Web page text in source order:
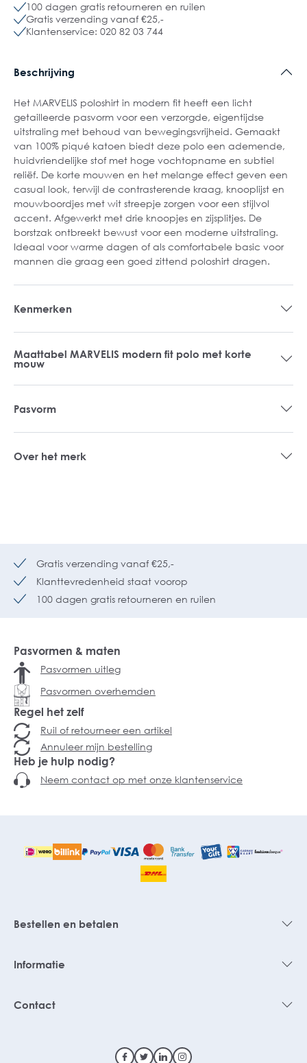
100 dagen gratis retourneren en ruilen
Gratis verzending vanaf €25,-
Klantenservice: 020 82 03 744
Beschrijving
Het MARVELIS poloshirt in modern fit heeft een licht
getailleerde pasvorm voor een verzorgde, eigentijdse
uitstraling met behoud van bewegingsvrijheid. Gemaakt
van 100% piqué katoen biedt deze polo een ademende,
huidvriendelijke stof met hoge vochtopname en subtiel
reliëf. De korte mouwen en het melange effect geven een
casual look, terwijl de contrasterende kraag, knooplijst en
mouwboordjes met wit streepje zorgen voor een stijlvol
accent. Afgewerkt met drie knoopjes en zijsplitjes. De
borstzak ontbreekt bewust voor een moderne uitstraling.
Ideaal voor warme dagen of als comfortabele basic voor
mannen die graag een goed zittend poloshirt dragen.
Kenmerken
Maattabel MARVELIS modern fit polo met korte
mouw
Pasvorm
Over het merk
Gratis verzending vanaf €25,-
Klanttevredenheid staat voorop
100 dagen gratis retourneren en ruilen
Pasvormen & maten
Pasvormen uitleg
Pasvormen overhemden
Regel het zelf
Ruil of retourneer een artikel
Annuleer mijn bestelling
Heb je hulp nodig?
Neem contact op met onze klantenservice
Bestellen en betalen
Informatie
Contact